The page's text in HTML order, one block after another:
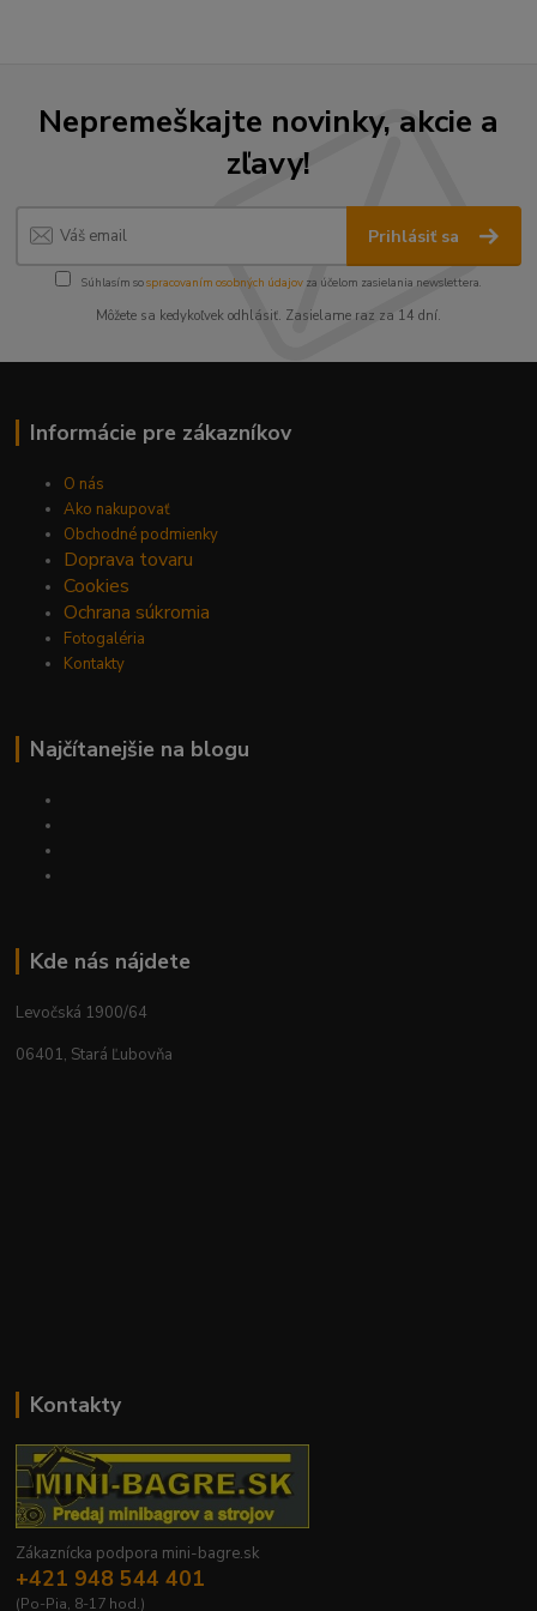
Nepremeškajte novinky, akcie a
zľavy!
Prihlásiť sa
Súhlasím sospracovaním osobných údajov za účelom zasielania newslettera.
Môžete sa kedykoľvek odhlásiť. Zasielame raz za 14 dní.
Informácie pre zákazníkov
O nás
Ako nakupovať
Obchodné podmienky
Doprava tovaru
Cookies
Ochrana súkromia
Fotogaléria
Kontakty
Najčítanejšie na blogu
Kde nás nájdete
Levočská 1900/64
06401, Stará Ľubovňa
Kontakty
Zákaznícka podpora mini-bagre.sk
+421 948 544 401
(Po-Pia, 8-17 hod.)